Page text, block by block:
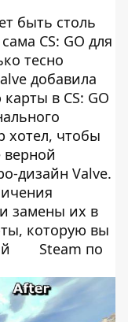
быть столь
CS: GO для
тесно
добавила
в CS: GO
хотел, чтобы
дизайн Valve.
замены их в
которую вы
Steam по